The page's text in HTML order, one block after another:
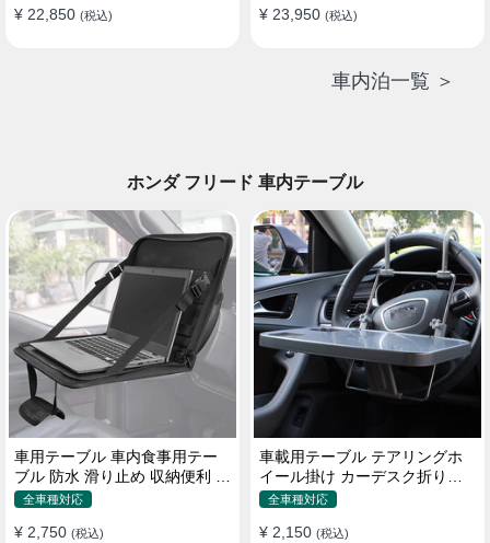
¥ 22,850 (税込)
¥ 23,950 (税込)
車内泊一覧 ＞
ホンダ フリード 車内テーブル
車用テーブル 車内食事用テー
ブル 防水 滑り止め 収納便利 多
機能ラップトップバッグ
全車種対応
¥ 2,750 (税込)
車載用テーブル テアリングホ
イール掛け カーデスク折りた
たみ式 パソコン 食事 物置
全車種対応
¥ 2,150 (税込)